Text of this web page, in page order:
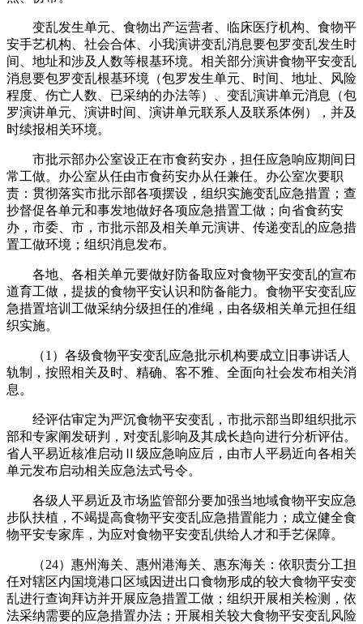
变乱发生单元、食物出产运营者、临床医疗机构、食物平
安手艺机构、社会合体、小我演讲变乱消息要包罗变乱发生时
间、地址和涉及人数等根基环境。相关部分演讲食物平安变乱
消息要包罗变乱根基环境（包罗发生单元、时间、地址、风险
程度、伤亡人数、已采纳的办法等）、变乱演讲单元消息（包
罗演讲单元、演讲时间、演讲单元联系人及联系体例），并及
时续报相关环境。
市批示部办公室设正在市食药安办，担任应急响应期间日
常工做。办公室从任由市食药安办从任兼任。办公室次要职
责：贯彻落实市批示部各项摆设，组织实施变乱应急措置；查
抄督促各单元和事发地做好各项应急措置工做；向省食药安
办，市委、市，市批示部及相关单元演讲、传递变乱的应急措
置工做环境；组织消息发布。
各地、各相关单元要做好防备取应对食物平安变乱的宣布
道育工做，提拔的食物平安认识和防备能力。食物平安变乱应
急措置培训工做采纳分级担任的准绳，由各级相关单元担任组
织实施。
（1）各级食物平安变乱应急批示机构要成立旧事讲话人
轨制，按照相关及时、精确、客不雅、全面向社会发布相关消
息。
经评估审定为严沉食物平安变乱，市批示部当即组织批示
部和专家阐发研判，对变乱影响及其成长趋向进行分析评估。
省人平易近核准启动Ⅱ级应急响应后，由市人平易近向各相关
单元发布启动相关应急法式号令。
各级人平易近及市场监管部分要加强当地域食物平安应急
步队扶植，不竭提高食物平安变乱应急措置能力；成立健全食
物平安专家库，为应对食物平安变乱供给人才和手艺保障。
（24）惠州海关、惠州港海关、惠东海关：依职责分工担
任对辖区内国境港口区域因进出口食物形成的较大食物平安变
乱进行查询拜访并开展应急措置工做；组织开展相关检测，依
法采纳需要的应急措置办法；开展相关较大食物平安变乱风险